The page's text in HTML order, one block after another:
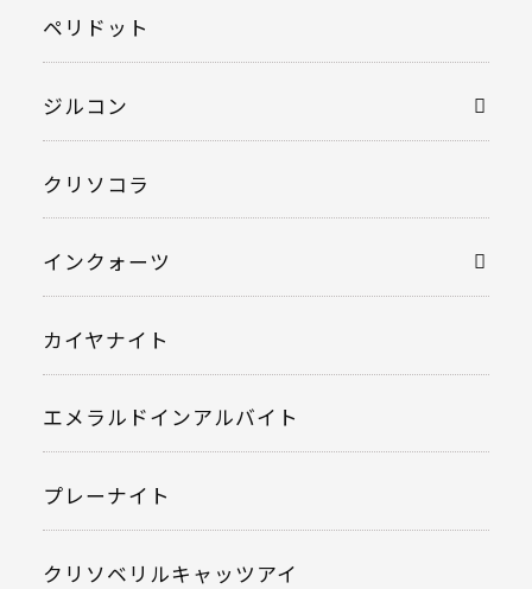
ペリドット
ジルコン
クリソコラ
インクォーツ
カイヤナイト
エメラルドインアルバイト
プレーナイト
クリソベリルキャッツアイ